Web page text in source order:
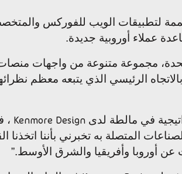
لتطبيقات الويب للفوركس
عملاء أوروبية جديدة.
مجموعة متنوعة من واجهات
الرئيسي الذي يتبعه معظم
في مالطة لدى Kenmore Design ،
المتصلة به تخبرني بأننا
عن أوروبا وأفريقيا والشرق الأوسط.”